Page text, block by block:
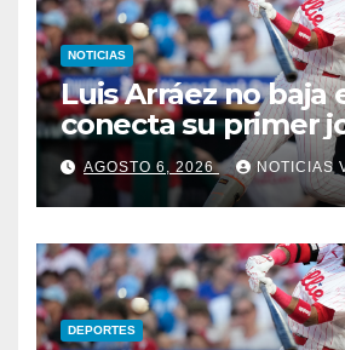
NOTICIAS
Luis Arráez no baja
conecta su primer
los Filis
AGOSTO 6, 2026 NOTICIAS
DEPORTES